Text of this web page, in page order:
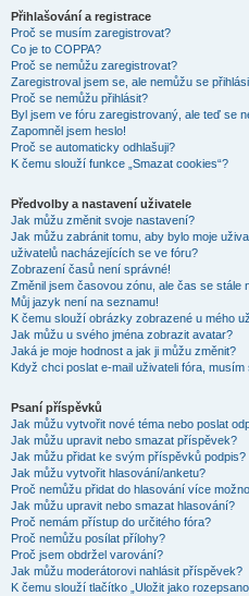
Přihlašování a registrace
Proč se musím zaregistrovat?
Co je to COPPA?
Proč se nemůžu zaregistrovat?
Zaregistroval jsem se, ale nemůžu se
Proč se nemůžu přihlásit?
Byl jsem ve fóru zaregistrovaný, ale teď se
Zapomněl jsem heslo!
Proč se automaticky odhlašuji?
K čemu slouží funkce „Smazat cookies“?
Předvolby a nastavení uživatele
Jak můžu změnit svoje nastavení?
Jak můžu zabránit tomu, aby bylo moje
uživatelů nacházejících se ve fóru?
Zobrazení časů není správné!
Změnil jsem časovou zónu, ale čas se stále
Můj jazyk není na seznamu!
K čemu slouží obrázky zobrazené u mého
Jak můžu u svého jména zobrazit avatar?
Jaká je moje hodnost a jak ji můžu změnit?
Když chci poslat e-mail uživateli fóra, musím
Psaní příspěvků
Jak můžu vytvořit nové téma nebo poslat
Jak můžu upravit nebo smazat příspěvek?
Jak můžu přidat ke svým příspěvků podpis?
Jak můžu vytvořit hlasování/anketu?
Proč nemůžu přidat do hlasování více
Jak můžu upravit nebo smazat hlasování?
Proč nemám přístup do určitého fóra?
Proč nemůžu posílat přílohy?
Proč jsem obdržel varování?
Jak můžu moderátorovi nahlásit příspěvek?
K čemu slouží tlačítko „Uložit jako